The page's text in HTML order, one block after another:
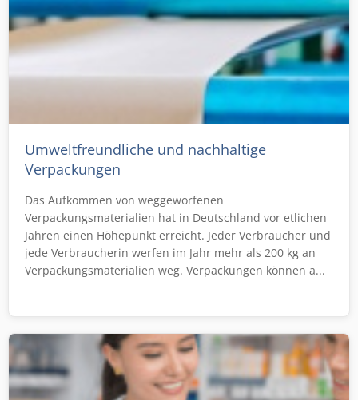
Umweltfreundliche und nachhaltige
Verpackungen
Das Aufkommen von weggeworfenen
Verpackungsmaterialien hat in Deutschland vor etlichen
Jahren einen Höhepunkt erreicht. Jeder Verbraucher und
jede Verbraucherin werfen im Jahr mehr als 200 kg an
Verpackungsmaterialien weg. Verpackungen können a...